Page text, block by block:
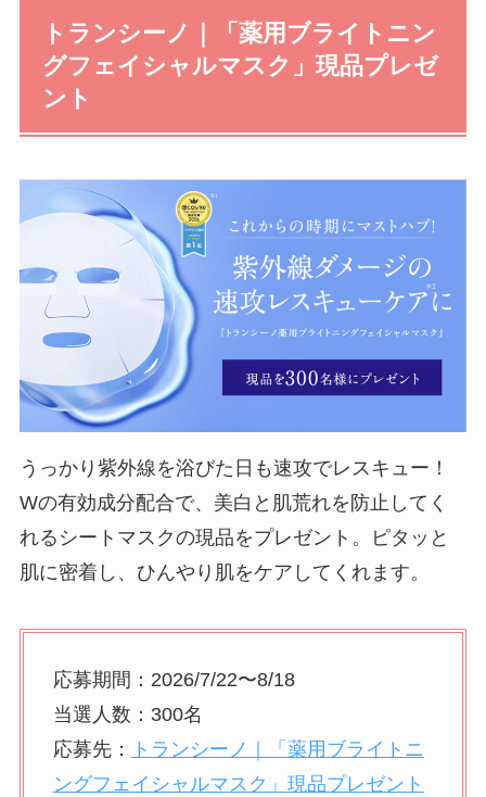
トランシーノ｜「薬用ブライトニン
グフェイシャルマスク」現品プレゼ
ント
うっかり紫外線を浴びた日も速攻でレスキュー！
Wの有効成分配合で、美白と肌荒れを防止してく
れるシートマスクの現品をプレゼント。ピタッと
肌に密着し、ひんやり肌をケアしてくれます。
応募期間：2026/7/22〜8/18
当選人数：300名
応募先：
トランシーノ｜「薬用ブライトニ
ングフェイシャルマスク」現品プレゼント